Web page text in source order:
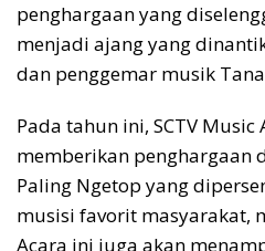
penghargaan yang
menjadi ajang yang
dan penggemar musik
Pada tahun ini, SCTV Music
memberikan penghargaan
Paling Ngetop yang
musisi favorit masyarakat,
Acara ini juga akan